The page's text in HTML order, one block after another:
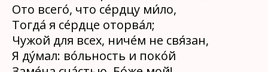
Ото всего́, что се́рдцу ми́ло,
Тогда́ я се́рдце оторва́л;
Чужой для всех, ниче́м не свя́зан,
Я ду́мал: во́льность и поко́й